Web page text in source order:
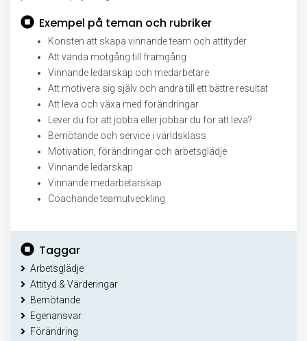
Exempel på teman och rubriker
Konsten att skapa vinnande team och attityder
Att vända motgång till framgång
Vinnande ledarskap och medarbetare
Att motivera sig själv och andra till ett bättre resultat
Att leva och växa med förändringar
Lever du för att jobba eller jobbar du för att leva?
Bemötande och service i världsklass
Motivation, förändringar och arbetsglädje
Vinnande ledarskap
Vinnande medarbetarskap
Coachande teamutveckling
Taggar
Arbetsglädje
Attityd & Värderingar
Bemötande
Egenansvar
Förändring